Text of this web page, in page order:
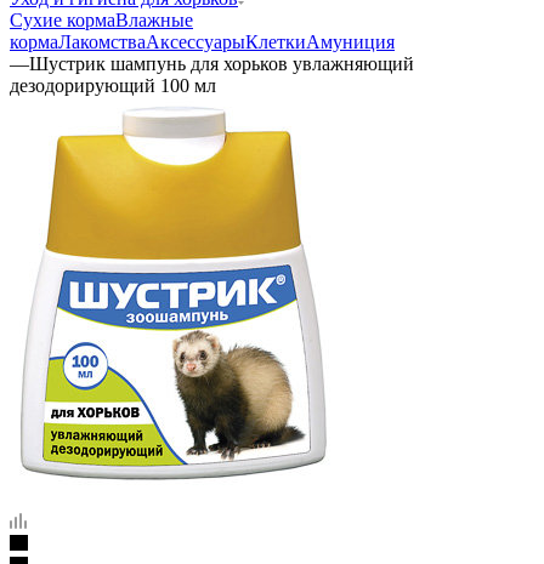
Сухие кормаВлажные
кормаЛакомстваАксессуарыКлеткиАмуниция
—Шустрик шампунь для хорьков увлажняющий
дезодорирующий 100 мл